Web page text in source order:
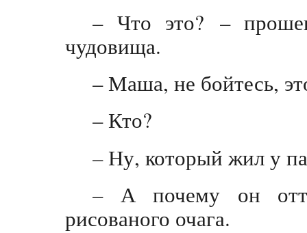
– Что это? –
чудовища.
– Маша, не бойтесь,
– Кто?
– Ну, который жил у
– А почему он
рисованого очага.